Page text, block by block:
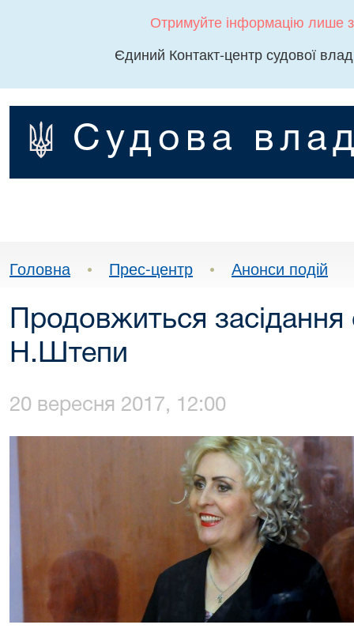
Отримуйте інформацію лише
Єдиний Контакт-центр судової
Судова
Головна • Прес-центр • Анонси подій
Продовжиться засідання
Н.Штепи
20 вересня 2017, 12:00